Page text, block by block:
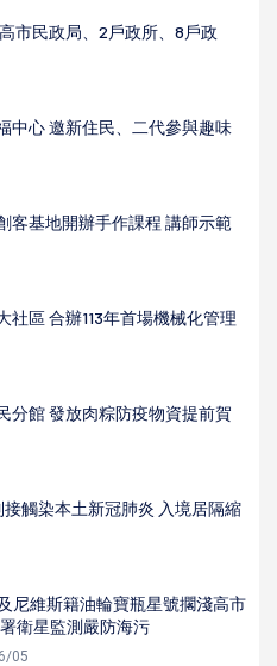
市民政局、2戶政所、8戶政
中心 邀新住民、二代參與趣味
客基地開辦手作課程 講師示範
社區 合辦113年首場機械化管理
分館 發放肉粽防疫物資提前賀
觸染本土新冠肺炎 入境居隔縮
尼維斯籍油輪寶瓶星號擱淺高市
衛星監測嚴防海污
05